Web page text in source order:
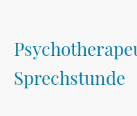
Sprechstunde